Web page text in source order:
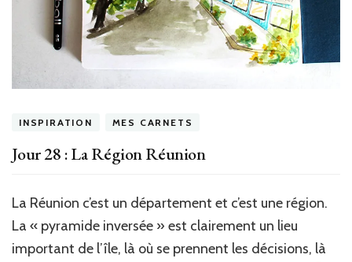
INSPIRATION MES CARNETS
Jour 28 : La Région Réunion
La Réunion c’est un département et c’est une région.
La « pyramide inversée » est clairement un lieu
important de l’île, là où se prennent les décisions, là